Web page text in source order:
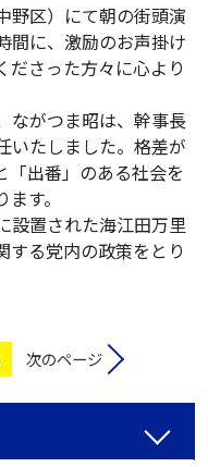
野区）にて朝の街頭演
間に、激励のお声掛け
ださった方々に心より
ながつま昭は、幹事長
いたしました。格差が
「出番」のある社会を
す。
置された海江田万里
する党内の政策をとり
次のページ